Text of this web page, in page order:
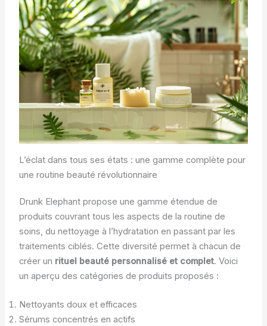
L’éclat dans tous ses états : une gamme complète pour
une routine beauté révolutionnaire
Drunk Elephant propose une gamme étendue de
produits couvrant tous les aspects de la routine de
soins, du nettoyage à l’hydratation en passant par les
traitements ciblés. Cette diversité permet à chacun de
créer un rituel beauté personnalisé et complet. Voici
un aperçu des catégories de produits proposés :
Nettoyants doux et efficaces
Sérums concentrés en actifs